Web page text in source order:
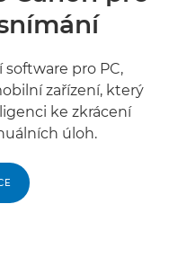
pro PC,
zařízení, který
ke zkrácení
úloh.